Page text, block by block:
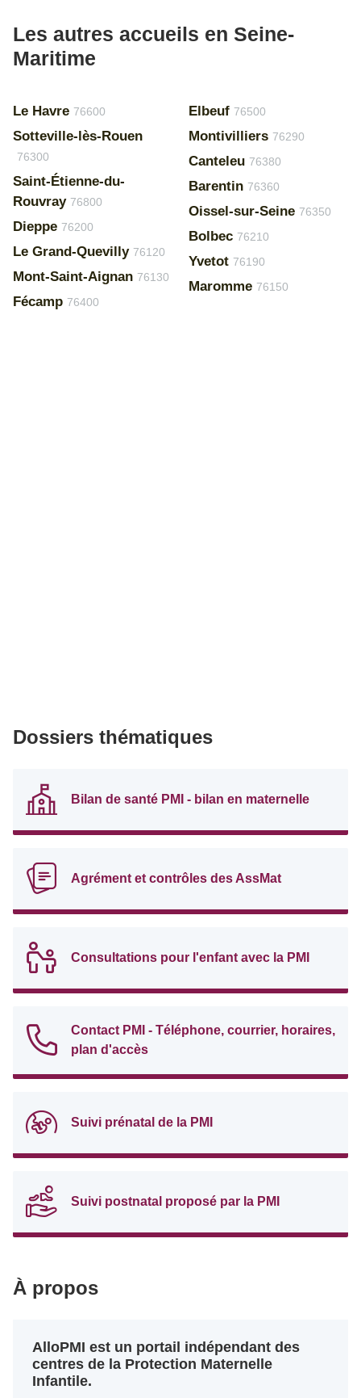
Les autres accueils en Seine-
Maritime
Le Havre 76600
Sotteville-lès-Rouen
76300
Saint-Étienne-du-
Rouvray 76800
Dieppe 76200
Le Grand-Quevilly 76120
Mont-Saint-Aignan 76130
Fécamp 76400
Elbeuf 76500
Montivilliers 76290
Canteleu 76380
Barentin 76360
Oissel-sur-Seine 76350
Bolbec 76210
Yvetot 76190
Maromme 76150
Dossiers thématiques
Bilan de santé PMI - bilan en maternelle
Agrément et contrôles des AssMat
Consultations pour l'enfant avec la PMI
Contact PMI - Téléphone, courrier, horaires,
plan d'accès
Suivi prénatal de la PMI
Suivi postnatal proposé par la PMI
À propos
AlloPMI est un portail indépendant des
centres de la Protection Maternelle
Infantile.